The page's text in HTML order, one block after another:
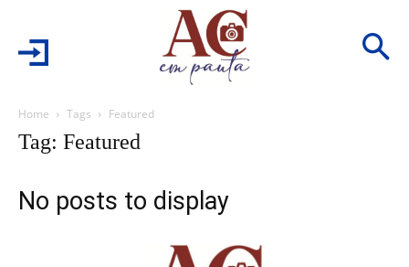
Home Tags Featured
Tag: Featured
No posts to display